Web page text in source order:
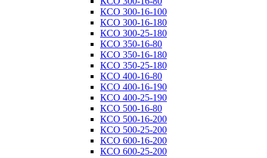
КСО 300-16-100
КСО 300-16-180
КСО 300-25-180
КСО 350-16-80
КСО 350-16-180
КСО 350-25-180
КСО 400-16-80
КСО 400-16-190
КСО 400-25-190
КСО 500-16-80
КСО 500-16-200
КСО 500-25-200
КСО 600-16-200
КСО 600-25-200